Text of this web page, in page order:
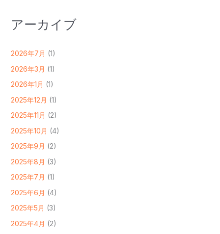
アーカイブ
2026年7月 (1)
2026年3月 (1)
2026年1月 (1)
2025年12月 (1)
2025年11月 (2)
2025年10月 (4)
2025年9月 (2)
2025年8月 (3)
2025年7月 (1)
2025年6月 (4)
2025年5月 (3)
2025年4月 (2)